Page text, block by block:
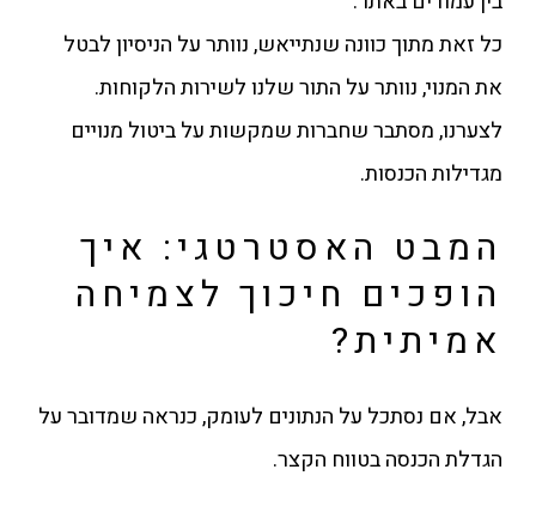
כל זאת מתוך כוונה שנתייאש, נוותר על הניסיון לבטל
את המנוי, נוותר על התור שלנו לשירות הלקוחות.
לצערנו, מסתבר שחברות שמקשות על ביטול מנויים
מגדילות הכנסות.
המבט האסטרטגי: איך
הופכים חיכוך לצמיחה
אמיתית?
אבל, אם נסתכל על הנתונים לעומק, כנראה שמדובר על
הגדלת הכנסה בטווח הקצר.